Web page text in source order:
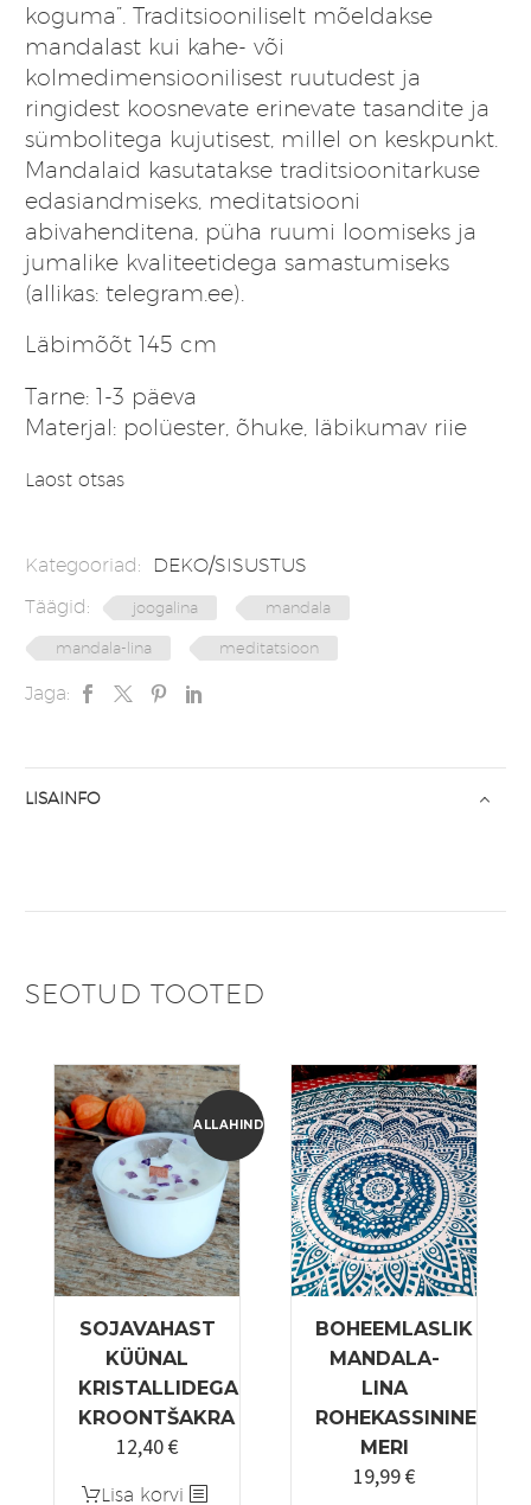
koguma”. Traditsiooniliselt mõeldakse
mandalast kui kahe- või
kolmedimensioonilisest ruutudest ja
ringidest koosnevate erinevate tasandite ja
sümbolitega kujutisest, millel on keskpunkt.
Mandalaid kasutatakse traditsioonitarkuse
edasiandmiseks, meditatsiooni
abivahenditena, püha ruumi loomiseks ja
jumalike kvaliteetidega samastumiseks
(allikas: telegram.ee).
Läbimõõt 145 cm
Tarne: 1-3 päeva
Materjal: polüester, õhuke, läbikumav riie
Laost otsas
Kategooriad:
DEKO/SISUSTUS
Täägid:
joogalina mandala
mandala-lina meditatsioon
Jaga:
LISAINFO
SEOTUD TOOTED
ALLAHINDLUS!
SOJAVAHAST
KÜÜNAL
KRISTALLIDEGA
KROONTŠAKRA
Algne
12,40€Praegune
Lisa korvi
BOHEEMLASLIK
MANDALA-
LINA
ROHEKASSININE
MERI
19,99€